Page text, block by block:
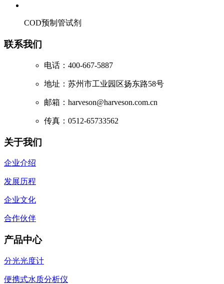
COD预制管试剂
联系我们
电话：400-667-5887
地址：苏州市工业园区扬东路58号
邮箱：harveson@harveson.com.cn
传真：0512-65733562
关于我们
企业介绍
发展历程
企业文化
合作伙伴
产品中心
分光光度计
便携式水质分析仪